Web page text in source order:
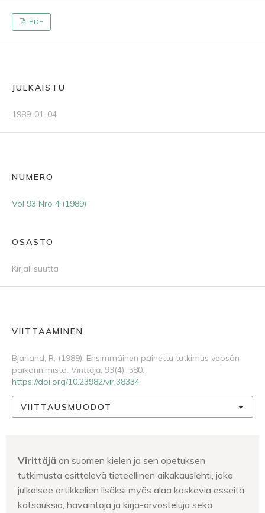
PDF
JULKAISTU
1989-01-04
NUMERO
Vol 93 Nro 4 (1989)
OSASTO
Kirjallisuutta
VIITTAAMINEN
Bjarland, R. (1989). Ensimmäinen painettu tutkimus vepsän
paikannimistä. Virittäjä, 93(4), 580.
https://doi.org/10.23982/vir.38334
VIITTAUSMUODOT
Virittäjä on suomen kielen ja sen opetuksen
tutkimusta esittelevä tieteellinen aikakauslehti, joka
julkaisee artikkelien lisäksi myös alaa koskevia esseitä,
katsauksia, havaintoja ja kirja-arvosteluja sekä